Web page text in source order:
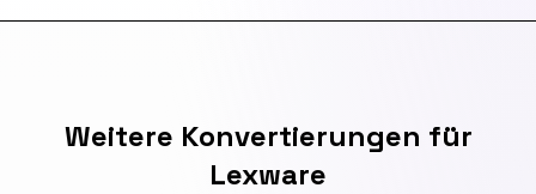
Weitere Konvertierungen für
Lexware